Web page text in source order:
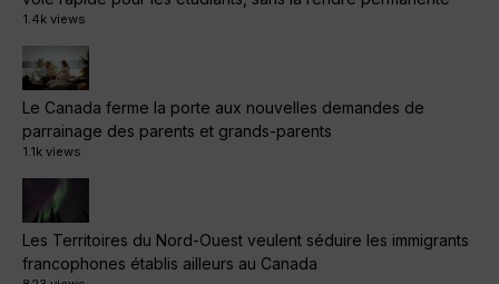
1.4k views
Le Canada ferme la porte aux nouvelles demandes de
parrainage des parents et grands-parents
1.1k views
Les Territoires du Nord-Ouest veulent séduire les immigrants
francophones établis ailleurs au Canada